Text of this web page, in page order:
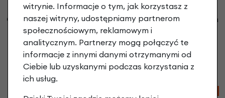
Rower elektryczny
Gazelle Paris C7 Bosch
Smart
Light Olive Mat
11 099,00 zł
Porównaj
Rower elektryczny
Gazelle Paris C7 Bosch
Graphite Blue Mat
11 099,00 zł
Porównaj
witrynie. Informacje o tym, jak korzystasz z
naszej witryny, udostępniamy partnerom
społecznościowym, reklamowym i
analitycznym. Partnerzy mogą połączyć te
informacje z innymi danymi otrzymanymi od
Ciebie lub uzyskanymi podczas korzystania z
ich usług.